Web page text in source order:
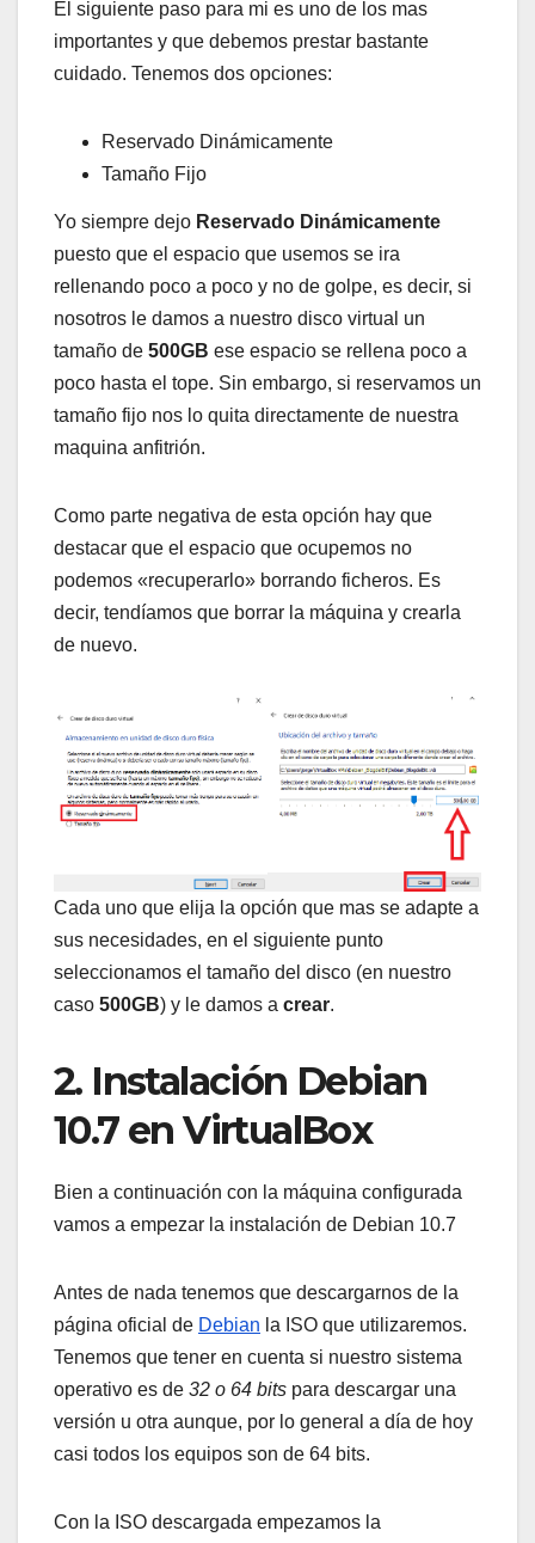
El siguiente paso para mi es uno de los mas
importantes y que debemos prestar bastante
cuidado. Tenemos dos opciones:
Reservado Dinámicamente
Tamaño Fijo
Yo siempre dejo Reservado Dinámicamente
puesto que el espacio que usemos se ira
rellenando poco a poco y no de golpe, es decir, si
nosotros le damos a nuestro disco virtual un
tamaño de 500GB ese espacio se rellena poco a
poco hasta el tope. Sin embargo, si reservamos un
tamaño fijo nos lo quita directamente de nuestra
maquina anfitrión.
Como parte negativa de esta opción hay que
destacar que el espacio que ocupemos no
podemos «recuperarlo» borrando ficheros. Es
decir, tendíamos que borrar la máquina y crearla
de nuevo.
Cada uno que elija la opción que mas se adapte a
sus necesidades, en el siguiente punto
seleccionamos el tamaño del disco (en nuestro
caso 500GB) y le damos a crear.
2. Instalación Debian
10.7 en VirtualBox
Bien a continuación con la máquina configurada
vamos a empezar la instalación de Debian 10.7
Antes de nada tenemos que descargarnos de la
página oficial de Debian la ISO que utilizaremos.
Tenemos que tener en cuenta si nuestro sistema
operativo es de 32 o 64 bits para descargar una
versión u otra aunque, por lo general a día de hoy
casi todos los equipos son de 64 bits.
Con la ISO descargada empezamos la